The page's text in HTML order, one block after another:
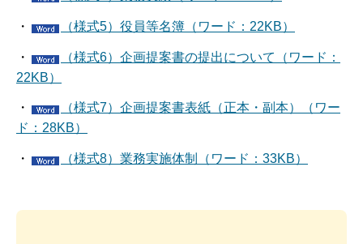
・ （様式5）役員等名簿（ワード：22KB）
・
（様式6）企画提案書の提出について（ワード：
22KB）
・
（様式7）企画提案書表紙（正本・副本）（ワー
ド：28KB）
・ （様式8）業務実施体制（ワード：33KB）